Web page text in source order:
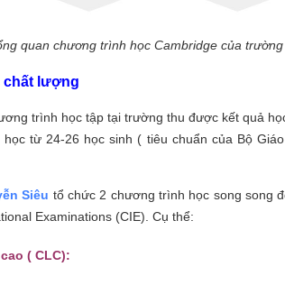
quan chương trình học Cambridge của
chất lượng
trình học tập tại trường thu được kết quả
từ 24-26 học sinh ( tiêu chuẩn của Bộ
Siêu tổ chức 2 chương trình học song song
Examinations (CIE). Cụ thể:
( CLC):